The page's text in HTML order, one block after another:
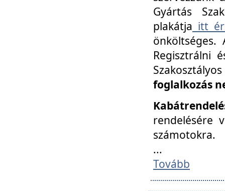
Gyártás
plakátja itt
Regisztrálni
foglalkozás
rendelésére
számotokra.
...
Tovább